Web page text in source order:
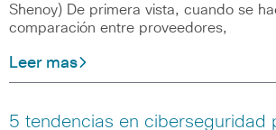
Shenoy) De primera vista, cuando se
comparación entre proveedores,
Leer mas
5 tendencias en ciberseguridad